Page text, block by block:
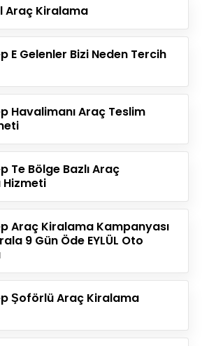
Araç Kiralama
E Gelenler Bizi Neden Tercih
Havalimanı Araç Teslim
Te Bölge Bazlı Araç
Araç Kiralama Kampanyası
9 Gün Öde EYLÜL Oto
Şoförlü Araç Kiralama